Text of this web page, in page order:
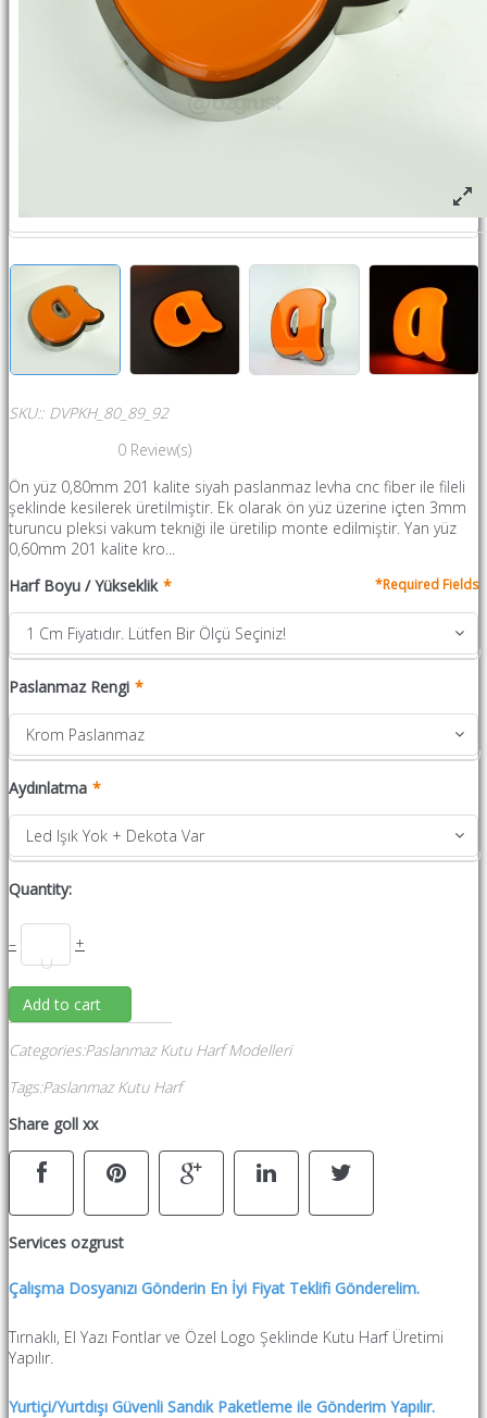
SKU:: DVPKH_80_89_92
0 Review(s)
Ön yüz 0,80mm 201 kalite siyah paslanmaz levha cnc fiber ile fileli
şeklinde kesilerek üretilmiştir. Ek olarak ön yüz üzerine içten 3mm
turuncu pleksi vakum tekniği ile üretilip monte edilmiştir. Yan yüz
0,60mm 201 kalite kro...
Harf Boyu / Yükseklik
1 Cm Fiyatıdır. Lütfen Bir Ölçü Seçiniz!
Paslanmaz Rengi
Krom Paslanmaz
Aydınlatma
Led Işık Yok + Dekota Var
Quantity:
– +
Add to cart
Categories:Paslanmaz Kutu Harf Modelleri
Tags:Paslanmaz Kutu Harf
Share goll xx
Services ozgrust
Çalışma Dosyanızı Gönderin En İyi Fiyat Teklifi Gönderelim.
Tırnaklı, El Yazı Fontlar ve Özel Logo Şeklinde Kutu Harf Üretimi
Yapılır.
Yurtiçi/Yurtdışı Güvenli Sandık Paketleme ile Gönderim Yapılır.